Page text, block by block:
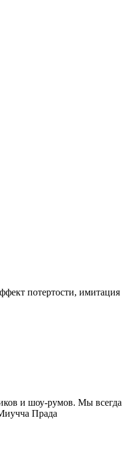
потертости, имитация
и шоу-румов. Мы всегда
Прада